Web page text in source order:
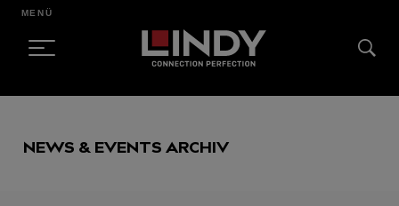
CONTENT
MENÜ
NEWS & EVENTS ARCHIV